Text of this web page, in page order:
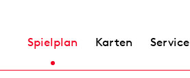
Spielplan Karten Service